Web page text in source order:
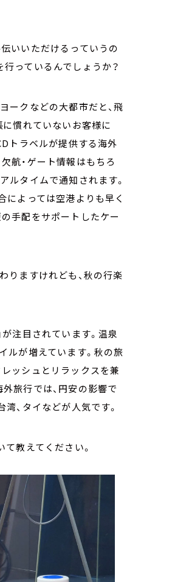
いいただけるっていうの
っているんでしょうか？
ークなどの大都市だと、飛
慣れていないお客様に
トラベルが提供する海外
航・ゲート情報はもちろ
ルタイムで通知されます。
によっては空港よりも早く
手配をサポートしたケー
りますけれども、秋の行楽
注目されています。温泉
ルが増えています。秋の旅
ッシュとリラックスを兼
旅行では、円安の影響で
、タイなどが人気です。
教えてください。